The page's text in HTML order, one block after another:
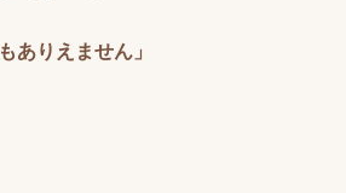
ありえません」